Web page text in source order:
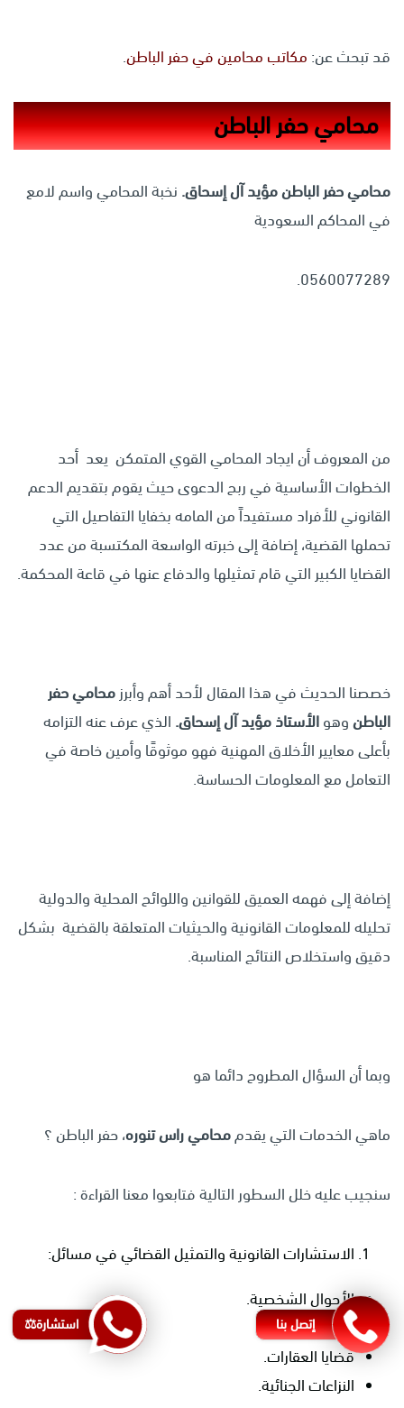
قد تبحث عن: مكاتب محامين في حفر الباطن.
محامي حفر الباطن
محامي حفر الباطن مؤيد آل إسحاق. نخبة المحامي واسم لامع
في المحاكم السعودية
0560077289.
من المعروف أن ايجاد المحامي القوي المتمكن يعد أحد
الخطوات الأساسية في ربح الدعوى حيث يقوم بتقديم الدعم
القانوني للأفراد مستفيداً من المامه بخفايا التفاصيل التي
تحملها القضية، إضافة إلى خبرته الواسعة المكتسبة من عدد
القضايا الكبير التي قام تمثيلها والدفاع عنها في قاعة المحكمة.
خصصنا الحديث في هذا المقال لأحد أهم وأبرزمحامي حفر
الباطنوهوالأستاذ مؤيد آل إسحاق. الذي عرف عنه التزامه
بأعلى معايير الأخلاق المهنية فهو موثوقًا وأمين خاصة في
التعامل مع المعلومات الحساسة.
إضافة إلى فهمه العميق للقوانين واللوائح المحلية والدولية
تحليله للمعلومات القانونية والحيثيات المتعلقة بالقضية بشكل
دقيق واستخلاص النتائج المناسبة.
وبما أن السؤال المطروح دائما هو
ماهي الخدمات التي يقدممحاميراستنوره، حفر الباطن ؟
سنجيب عليه خلل السطور التالية فتابعوا معنا القراءة :
الاستشارات القانونية والتمثيل القضائي في مسائل:
الأحوال الشخصية.
قضايا الأعمال.
قضايا العقارات.
النزاعات الجنائية.
إتصل بنا استشارة⚖️